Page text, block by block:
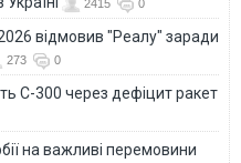
2415 0
відмовив "Реалу" заради
273 0
С-300 через дефіцит ракет
на важливі перемовини